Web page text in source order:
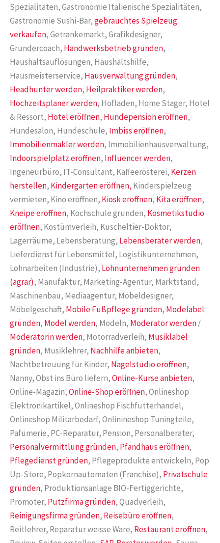
Spezialitäten, Gastronomie Italienische Spezialitäten,
Gastronomie Sushi-Bar,gebrauchtes Spielzeug
verkaufen, Getränkemarkt, Grafikdesigner,
Gründercoach, Handwerksbetrieb gründen,
Haushaltsauflösungen, Haushaltshilfe,
Hausmeisterservice, Hausverwaltung gründen,
Headhunter werden, Heilpraktiker werden,
Hochzeitsplaner werden, Hofladen, Home Stager, Hotel
& Ressort, Hotel eröffnen, Hundepension eröffnen,
Hundesalon, Hundeschule, Imbiss eröffnen,
Immobilienmakler werden, Immobilienhausverwaltung,
Indoorspielplatz eröffnen, Influencer werden,
Ingeneurbüro, IT-Consultant, Kaffeerösterei, Kerzen
herstellen, Kindergarten eröffnen, Kinderspielzeug
vermieten, Kino eröffnen, Kiosk eröffnen, Kita eröffnen,
Kneipe eröffnen, Kochschule gründen, Kosmetikstudio
eröffnen, Kostümverleih, Kuscheltier-Doktor,
Lagerräume, Lebensberatung, Lebensberater werden,
Lieferdienst für Lebensmittel, Logistikunternehmen,
Lohnarbeiten (Industrie), Lohnunternehmen gründen
(agrar), Manufaktur, Marketing-Agentur, Marktstand,
Maschinenbau, Mediaagentur, Möbeldesigner,
Möbelgeschäft, Mobile Fußpflege gründen, Modelabel
gründen, Model werden, Modeln, Moderator werden/
Moderatorin werden, Motorradverleih, Musiklabel
gründen, Musiklehrer, Nachhilfe anbieten,
Nachtbetreuung für Kinder, Nagelstudio eröffnen,
Nanny, Obst ins Büro liefern,Online-Kurse anbieten,
Online-Magazin,Online-Shop eröffnen, Onlineshop
Elektronikartikel, Onlineshop Fischfutterhandel,
Onlineshop Militärbedarf, Onlinineshop Tuningteile,
Pafümerie, PC-Reparatur, Pension, Personalberater,
Personalvermittlung gründen, Pfandhaus eröffnen,
Pflegedienst gründen, Pflegeprodukte entwickeln, Pop
Up-Store, Popkornautomaten (Franchise), Privatschule
gründen, Produktionsanlage BIO-Fertiggerichte,
Promoter, Putzfirma gründen, Quadverleih,
Reinigungsfirma gründen, Reisebüro eröffnen,
Reitlehrer, Reparatur weisse Ware, Restaurant eröffnen,